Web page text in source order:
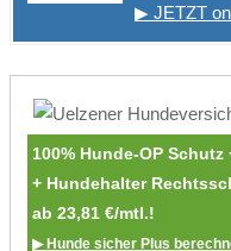
▶ JETZT
100% Hunde-OP
+ Hundehalter
ab 23,81 €/mtl.!
▶ Hunde sicher Plus